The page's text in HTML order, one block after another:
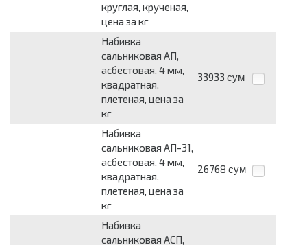
круглая, крученая,
цена за кг
Набивка
сальниковая АП,
асбестовая, 4 мм,
квадратная,
плетеная, цена за
кг
33933 сум
Набивка
сальниковая АП-31,
асбестовая, 4 мм,
квадратная,
плетеная, цена за
кг
26768 сум
Набивка
сальниковая АСП,